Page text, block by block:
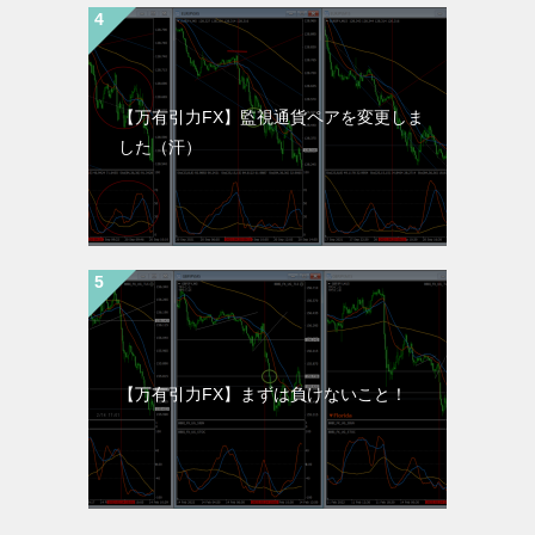
【万有引力FX】監視通貨ペアを変更しま
した（汗）
【万有引力FX】まずは負けないこと！